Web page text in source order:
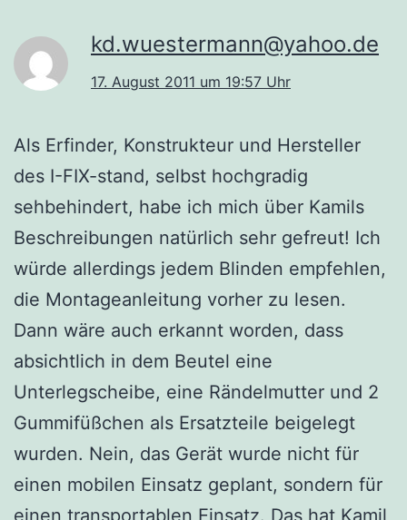
kd.wuestermann@yahoo.de
17. August 2011 um 19:57 Uhr
Als Erfinder, Konstrukteur und Hersteller
des I-FIX-stand, selbst hochgradig
sehbehindert, habe ich mich über Kamils
Beschreibungen natürlich sehr gefreut! Ich
würde allerdings jedem Blinden empfehlen,
die Montageanleitung vorher zu lesen.
Dann wäre auch erkannt worden, dass
absichtlich in dem Beutel eine
Unterlegscheibe, eine Rändelmutter und 2
Gummifüßchen als Ersatzteile beigelegt
wurden. Nein, das Gerät wurde nicht für
einen mobilen Einsatz geplant, sondern für
einen transportablen Einsatz. Das hat Kamil